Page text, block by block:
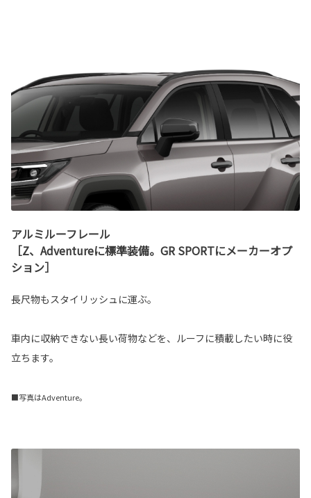
アルミルーフレール
［Z、Adventureに標準装備。GR SPORTにメーカーオプ
ション］
長尺物もスタイリッシュに運ぶ。
車内に収納できない長い荷物などを、ルーフに積載したい時に役
立ちます。
■写真はAdventure。